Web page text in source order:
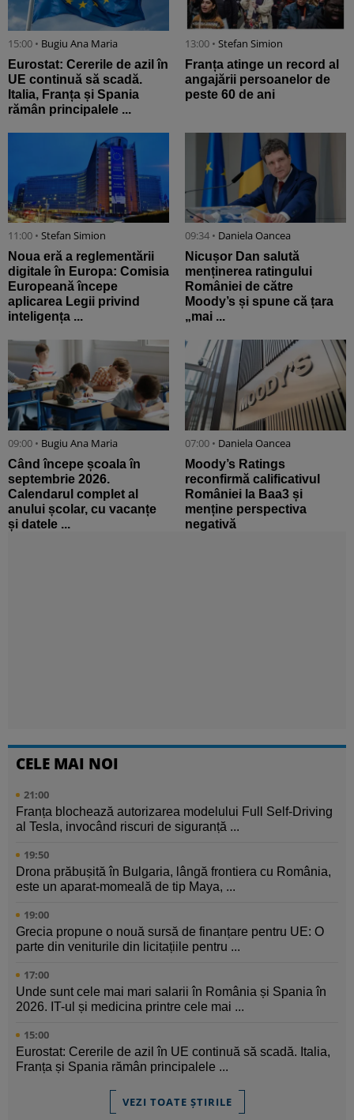
15:00 • Bugiu ⁠Ana Maria
Eurostat: Cererile de azil în
UE continuă să scadă.
Italia, Franța și Spania
rămân principalele ...
13:00 • Stefan Simion
Franța atinge un record al
angajării persoanelor de
peste 60 de ani
11:00 • Stefan Simion
Noua eră a reglementării
digitale în Europa: Comisia
Europeană începe
aplicarea Legii privind
inteligența ...
09:34 • Daniela Oancea
Nicușor Dan salută
menținerea ratingului
României de către
Moody’s și spune că țara
„mai ...
09:00 • Bugiu ⁠Ana Maria
Când începe școala în
septembrie 2026.
Calendarul complet al
anului școlar, cu vacanțe
și datele ...
07:00 • Daniela Oancea
Moody’s Ratings
reconfirmă calificativul
României la Baa3 și
menține perspectiva
negativă
CELE MAI NOI
21:00
Franța blochează autorizarea modelului Full Self-Driving
al Tesla, invocând riscuri de siguranță ...
19:50
Drona prăbușită în Bulgaria, lângă frontiera cu România,
este un aparat-momeală de tip Maya, ...
19:00
Grecia propune o nouă sursă de finanțare pentru UE: O
parte din veniturile din licitațiile pentru ...
17:00
Unde sunt cele mai mari salarii în România și Spania în
2026. IT-ul și medicina printre cele mai ...
15:00
Eurostat: Cererile de azil în UE continuă să scadă. Italia,
Franța și Spania rămân principalele ...
VEZI TOATE ȘTIRILE